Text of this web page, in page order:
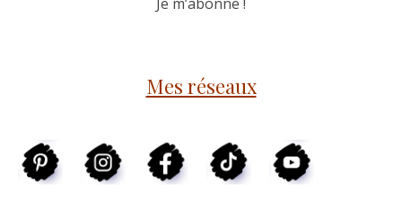
Mes réseaux